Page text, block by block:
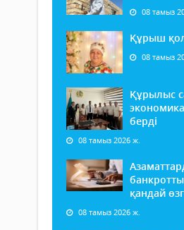
08 тамыз
Құрыш
08 тамыз
Құрылыс
берді
08 тамыз 2026 ж.
қандай
08 тамыз 2026 ж.